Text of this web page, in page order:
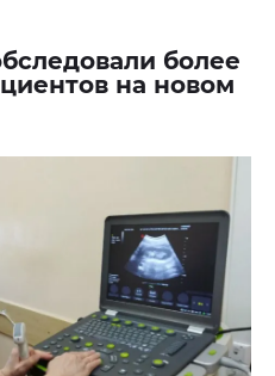
более
на новом